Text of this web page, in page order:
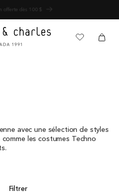
60% de rabais
Panier Panier
avec une sélection de styles
les costumes Techno
Filtrer